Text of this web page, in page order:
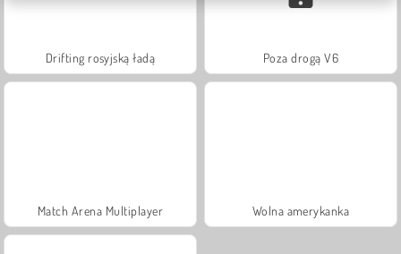
Drifting rosyjską ładą Poza drogą V6
Match Arena Multiplayer Wolna amerykanka